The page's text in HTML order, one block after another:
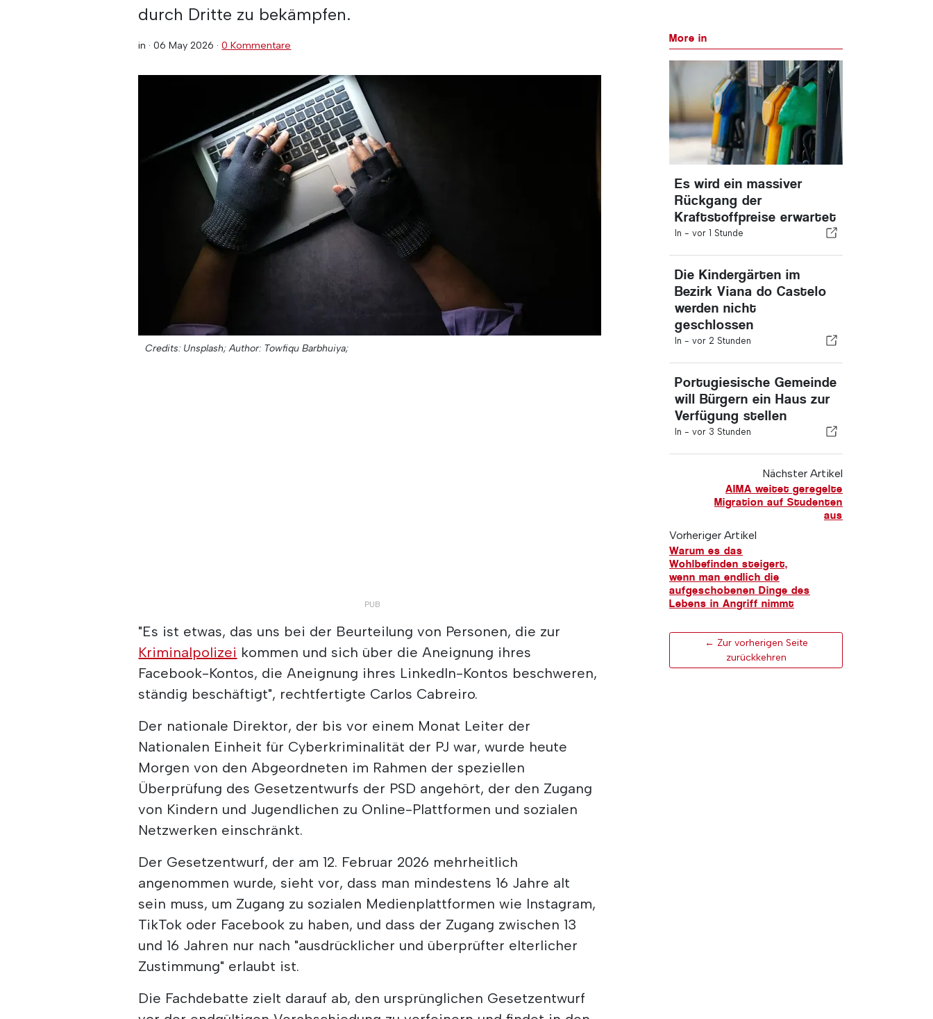
durch Dritte zu bekämpfen.
in ·06 May 2026 ·0 Kommentare
Credits: Unsplash; Author: Towfiqu Barbhuiya;
"Es ist etwas, das uns bei der Beurteilung von Personen, die zur
Kriminalpolizei kommen und sich über die Aneignung ihres
Facebook-Kontos, die Aneignung ihres LinkedIn-Kontos beschweren,
ständig beschäftigt", rechtfertigte Carlos Cabreiro.
Der nationale Direktor, der bis vor einem Monat Leiter der
Nationalen Einheit für Cyberkriminalität der PJ war, wurde heute
Morgen von den Abgeordneten im Rahmen der speziellen
Überprüfung des Gesetzentwurfs der PSD angehört, der den Zugang
von Kindern und Jugendlichen zu Online-Plattformen und sozialen
Netzwerken einschränkt.
Der Gesetzentwurf, der am 12. Februar 2026 mehrheitlich
angenommen wurde, sieht vor, dass man mindestens 16 Jahre alt
sein muss, um Zugang zu sozialen Medienplattformen wie Instagram,
TikTok oder Facebook zu haben, und dass der Zugang zwischen 13
und 16 Jahren nur nach "ausdrücklicher und überprüfter elterlicher
Zustimmung" erlaubt ist.
Die Fachdebatte zielt darauf ab, den ursprünglichen Gesetzentwurf
More in
Es wird ein massiver
Rückgang der
Kraftstoffpreise erwartet
In - vor 1 Stunde
Die Kindergärten im
Bezirk Viana do Castelo
werden nicht
geschlossen
In - vor 2 Stunden
Portugiesische Gemeinde
will Bürgern ein Haus zur
Verfügung stellen
In - vor 3 Stunden
Nächster Artikel
AIMA weitet geregelte
Migration auf Studenten
aus
Vorheriger Artikel
Warum es das
Wohlbefinden steigert,
wenn man endlich die
aufgeschobenen Dinge des
Lebens in Angriff nimmt
← Zur vorherigen Seite
zurückkehren